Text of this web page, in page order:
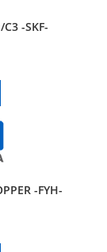
C3 -SKF-
-FYH-